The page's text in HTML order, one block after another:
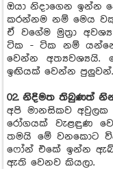
ඔයා නිදාගෙන ඉන්න
කරන්නම නම් මෙය
ඒ වගේම මුත්‍රා
ටික - ටික නම්
වෙන්න
ඉඟියක් වෙන්න පුලුවන්.
02. නිදිමත තිබුණත්
අපි මානසිකව
රෝගයක් වැළඳුණ
තමයි මේ වනකොට
ෆෝන් එකේ ඉන්න
ඇති වෙනව කියලා.